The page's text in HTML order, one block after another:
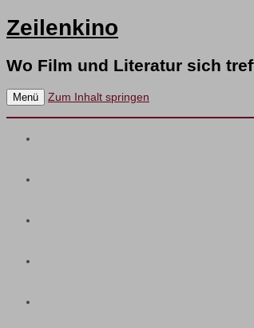
Zeilenkino
Wo Film und Literatur sich
Menü Zum Inhalt springen